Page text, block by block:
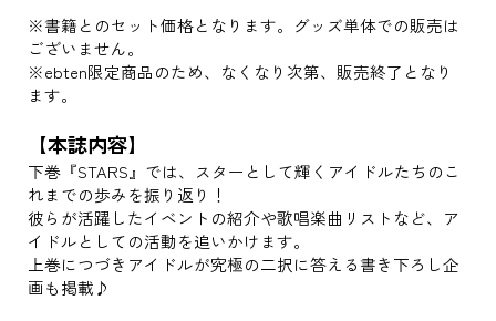
※書籍とのセット価格となります。グッズ単体での販売は
ございません。
※ebten限定商品のため、なくなり次第、販売終了となり
ます。
【本誌内容】
下巻『STARS』では、スターとして輝くアイドルたちのこ
れまでの歩みを振り返り！
彼らが活躍したイベントの紹介や歌唱楽曲リストなど、ア
イドルとしての活動を追いかけます。
上巻につづきアイドルが究極の二択に答える書き下ろし企
画も掲載♪